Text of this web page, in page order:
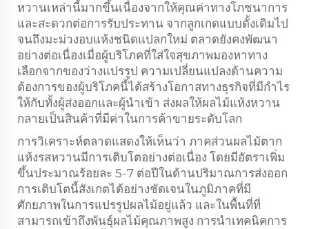
หวานเหล่านี้มากขึ้นเนื่องจากให้คุณค่าทางโภชนาการ
และสะดวกต่อการรับประทาน จากลูกเกดแบบดั้งเดิมไป
จนถึงมะม่วงอบแห้งชนิดแปลกใหม่ ตลาดยังคงพัฒนา
อย่างต่อเนื่องเมื่อผู้บริโภคที่ใส่ใจสุขภาพมองหาทาง
เลือกจากของว่างแปรรูป ความเปลี่ยนแปลงด้านความ
ต้องการของผู้บริโภคนี้ได้สร้างโอกาสทางธุรกิจที่มีกำไร
ให้กับทั้งผู้ส่งออกและผู้นำเข้า ส่งผลให้ผลไม้แห้งหวาน
กลายเป็นสินค้าที่มีค่าในการค้าขายระดับโลก
การวิเคราะห์ตลาดแสดงให้เห็นว่า ภาคส่วนผลไม้ตาก
แห้งรสหวานมีการเติบโตอย่างต่อเนื่อง โดยมีอัตราเพิ่ม
ขึ้นประมาณร้อยละ 5-7 ต่อปีในด้านปริมาณการส่งออก
การเติบโตนี้สังเกตได้อย่างชัดเจนในภูมิภาคที่มี
ศักยภาพในการแปรรูปผลไม้อยู่แล้ว และในพื้นที่ที่
สามารถเข้าถึงพันธุ์ผลไม้คุณภาพสูง การนำเทคนิคการ